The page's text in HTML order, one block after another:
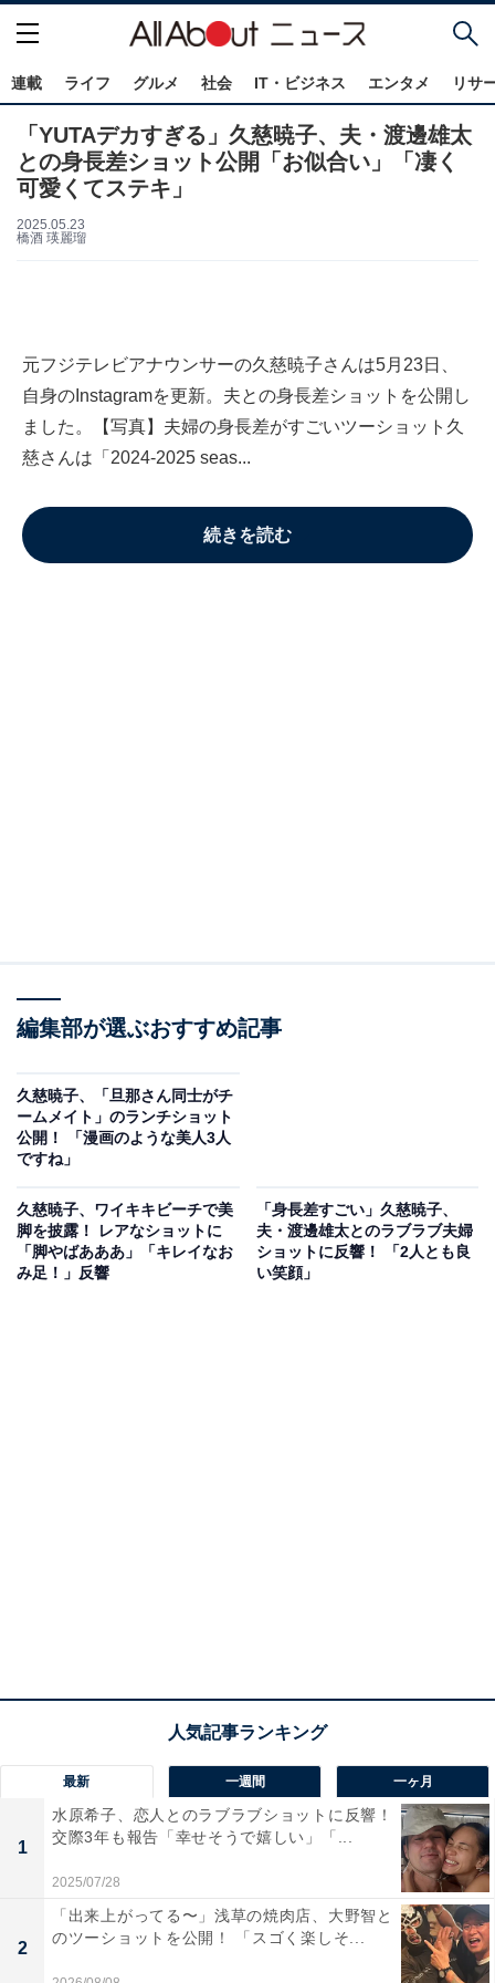
連載 ライフ グルメ 社会 IT・ビジネス エンタメ リサ
「YUTAデカすぎる」久慈暁子、夫・渡邊雄太
との身長差ショット公開「お似合い」「凄く
可愛くてステキ」
2025.05.23
橋酒 瑛麗瑠
元フジテレビアナウンサーの久慈暁子さんは5月23日、
自身のInstagramを更新。夫との身長差ショットを公開し
ました。【写真】夫婦の身長差がすごいツーショット久
慈さんは「2024-2025 seas...
続きを読む
編集部が選ぶおすすめ記事
久慈暁子、「旦那さん同士がチ
ームメイト」のランチショット
公開！ 「漫画のような美人3人
ですね」
久慈暁子、ワイキキビーチで美
脚を披露！ レアなショットに
「脚やばあああ」「キレイなお
み足！」反響
「身長差すごい」久慈暁子、
夫・渡邊雄太とのラブラブ夫婦
ショットに反響！ 「2人とも良
い笑顔」
最新 一週間 一ヶ月
1
水原希子、恋人とのラブラブショットに反響！
交際3年も報告「幸せそうで嬉しい」「...
2025/07/28
2
「出来上がってる〜」浅草の焼肉店、大野智と
のツーショットを公開！ 「スゴく楽しそ...